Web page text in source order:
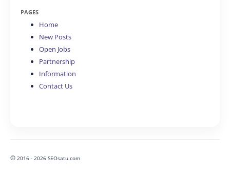
PAGES
Home
New Posts
Open Jobs
Partnership
Information
Contact Us
© 2016 - 2026 SEOsatu.com